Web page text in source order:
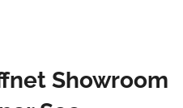
Showroom